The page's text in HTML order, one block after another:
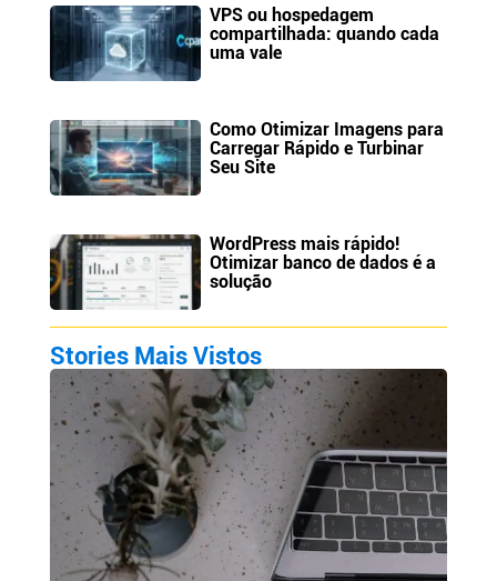
VPS ou hospedagem
compartilhada: quando cada
uma vale
Como Otimizar Imagens para
Carregar Rápido e Turbinar
Seu Site
WordPress mais rápido!
Otimizar banco de dados é a
solução
Stories Mais Vistos